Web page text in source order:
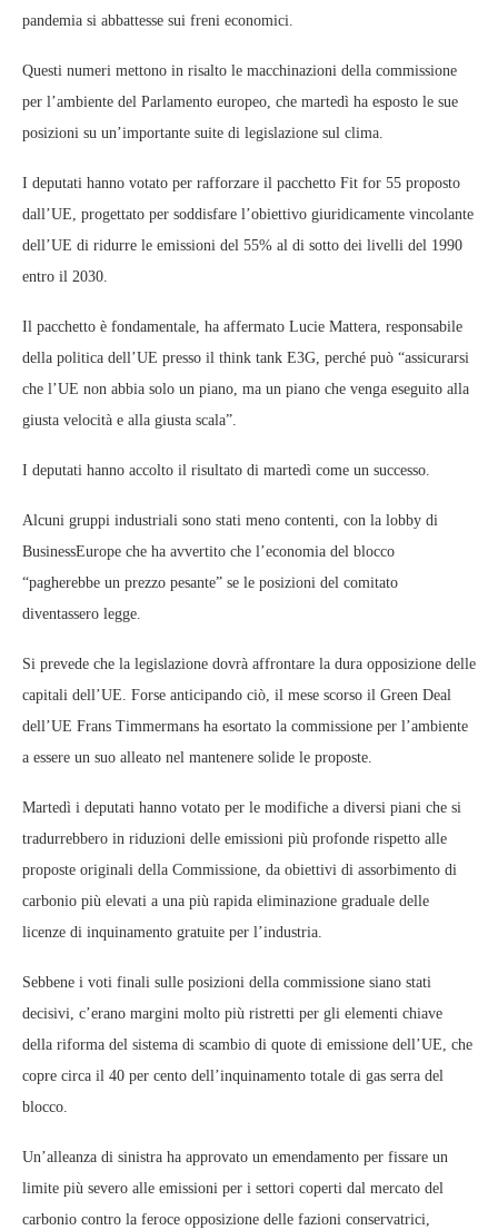
pandemia si abbattesse sui freni economici.
Questi numeri mettono in risalto le macchinazioni della commissione
per l’ambiente del Parlamento europeo, che martedì ha esposto le sue
posizioni su un’importante suite di legislazione sul clima.
I deputati hanno votato per rafforzare il pacchetto Fit for 55 proposto
dall’UE, progettato per soddisfare l’obiettivo giuridicamente vincolante
dell’UE di ridurre le emissioni del 55% al ​​di sotto dei livelli del 1990
entro il 2030.
Il pacchetto è fondamentale, ha affermato Lucie Mattera, responsabile
della politica dell’UE presso il think tank E3G, perché può “assicurarsi
che l’UE non abbia solo un piano, ma un piano che venga eseguito alla
giusta velocità e alla giusta scala”.
I deputati hanno accolto il risultato di martedì come un successo.
Alcuni gruppi industriali sono stati meno contenti, con la lobby di
BusinessEurope che ha avvertito che l’economia del blocco
“pagherebbe un prezzo pesante” se le posizioni del comitato
diventassero legge.
Si prevede che la legislazione dovrà affrontare la dura opposizione delle
capitali dell’UE. Forse anticipando ciò, il mese scorso il Green Deal
dell’UE Frans Timmermans ha esortato la commissione per l’ambiente
a essere un suo alleato nel mantenere solide le proposte.
Martedì i deputati hanno votato per le modifiche a diversi piani che si
tradurrebbero in riduzioni delle emissioni più profonde rispetto alle
proposte originali della Commissione, da obiettivi di assorbimento di
carbonio più elevati a una più rapida eliminazione graduale delle
licenze di inquinamento gratuite per l’industria.
Sebbene i voti finali sulle posizioni della commissione siano stati
decisivi, c’erano margini molto più ristretti per gli elementi chiave
della riforma del sistema di scambio di quote di emissione dell’UE, che
copre circa il 40 per cento dell’inquinamento totale di gas serra del
blocco.
Un’alleanza di sinistra ha approvato un emendamento per fissare un
limite più severo alle emissioni per i settori coperti dal mercato del
carbonio contro la feroce opposizione delle fazioni conservatrici,